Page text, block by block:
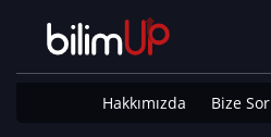
Hakkımızda Bize Sor